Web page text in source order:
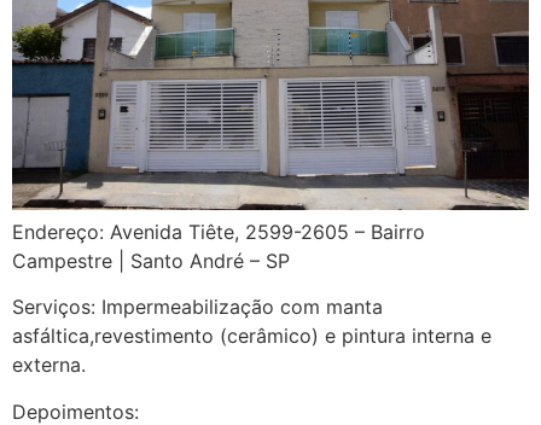
Endereço: Avenida Tiête, 2599-2605 – Bairro
Campestre | Santo André – SP
Serviços: Impermeabilização com manta
asfáltica,revestimento (cerâmico) e pintura interna e
externa.
Depoimentos: